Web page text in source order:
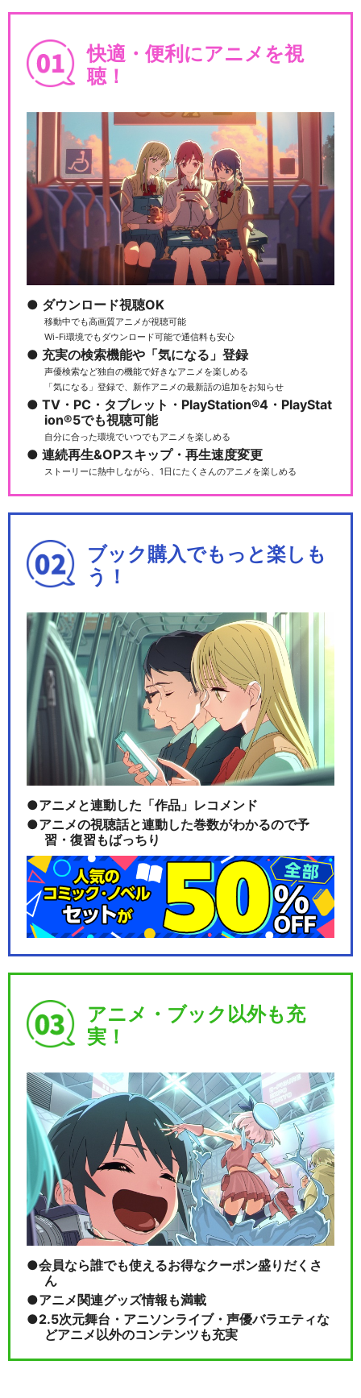
快適・便利にアニメを視
聴！
ダウンロード視聴OK
移動中でも高画質アニメが視聴可能
Wi-Fi環境でもダウンロード可能で通信料も安心
充実の検索機能や「気になる」登録
声優検索など独自の機能で好きなアニメを楽しめる
「気になる」登録で、新作アニメの最新話の追加をお知らせ
TV・PC・タブレット・PlayStation®4・PlayStat
ion®5でも視聴可能
自分に合った環境でいつでもアニメを楽しめる
連続再生&OPスキップ・再生速度変更
ストーリーに熱中しながら、1日にたくさんのアニメを楽しめる
ブック購入でもっと楽しも
う！
アニメと連動した「作品」レコメンド
アニメの視聴話と連動した巻数がわかるので予
習・復習もばっちり
アニメ・ブック以外も充
実！
会員なら誰でも使えるお得なクーポン盛りだくさ
ん
アニメ関連グッズ情報も満載
2.5次元舞台・アニソンライブ・声優バラエティな
どアニメ以外のコンテンツも充実